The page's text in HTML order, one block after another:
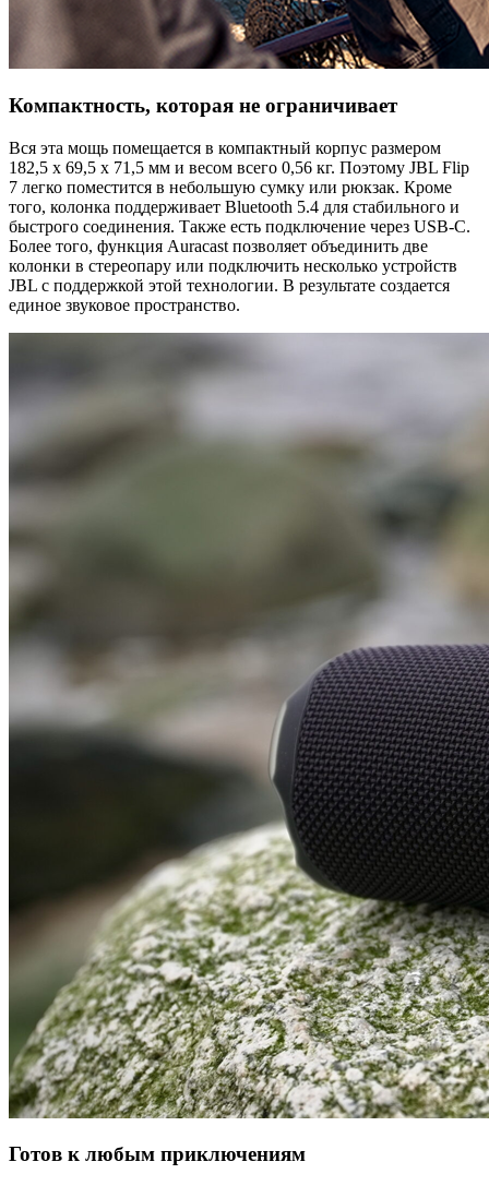
Компактность, которая не ограничивает
Вся эта мощь помещается в компактный корпус размером
182,5 x 69,5 x 71,5 мм и весом всего 0,56 кг. Поэтому JBL Flip
7 легко поместится в небольшую сумку или рюкзак. Кроме
того, колонка поддерживает Bluetooth 5.4 для стабильного и
быстрого соединения. Также есть подключение через USB-C.
Более того, функция Auracast позволяет объединить две
колонки в стереопару или подключить несколько устройств
JBL с поддержкой этой технологии. В результате создается
единое звуковое пространство.
Готов к любым приключениям